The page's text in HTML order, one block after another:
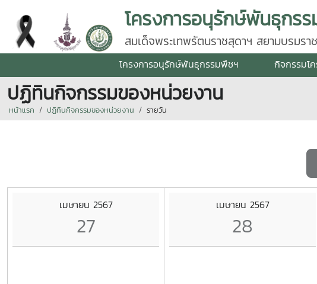
โครงการอนุรักษ์พันธุกร
สมเด็จพระเทพรัตนราชสุดาฯ สยามบรมร
โครงการอนุรักษ์พันธุกรรมพืชฯ กิจกรรมโ
ปฏิทินกิจกรรมของหน่วยงาน
หน้าแรก ปฏิทินกิจกรรมของหน่วยงาน รายวัน
เมษายน 2567
27
เมษายน 2567
28